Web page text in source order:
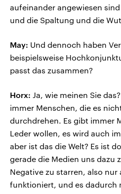
aufeinander angewiesen
und die Spaltung und die
May: Und dennoch haben
beispielsweise
passt das zusammen?
Horx: Ja, wie meinen Sie
immer Menschen, die es
durchdrehen. Es gibt immer
Leder wollen, es wird auch
aber ist das die Welt? Es ist
gerade die Medien uns dazu
Negative zu starren, also nur
funktioniert, und es dadurch